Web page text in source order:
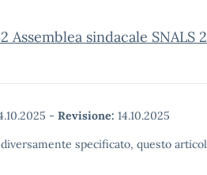
Assemblea sindacale SNALS
- Revisione: 14.10.2025
specificato, questo